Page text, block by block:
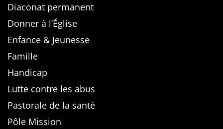
Diaconat permanent
Donner à l’Église
Enfance & Jeunesse
Famille
Handicap
Lutte contre les abus
Pastorale de la santé
Pôle Mission